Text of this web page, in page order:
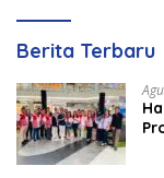
Berita Terbaru